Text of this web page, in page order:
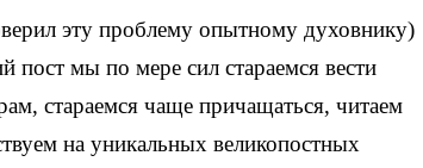
эту проблему опытному духовнику)
пост мы по мере сил стараемся вести
стараемся чаще причащаться, читаем
на уникальных великопостных